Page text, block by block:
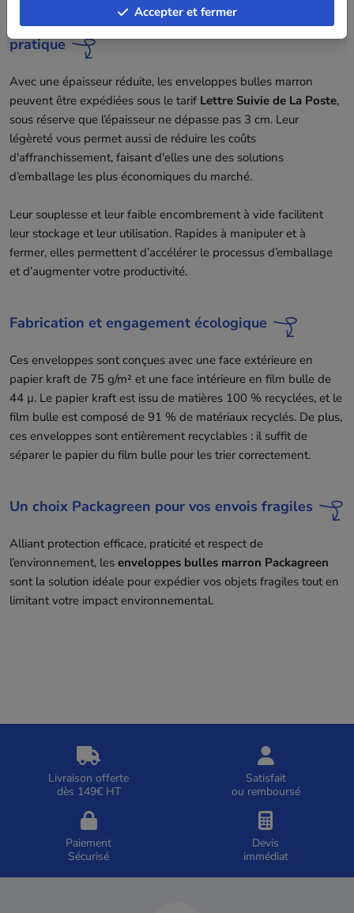
Des économies sur les frais de port et un usage
pratique
Avec une épaisseur réduite, les enveloppes bulles marron
peuvent être expédiées sous le tarif Lettre Suivie de La Poste,
sous réserve que l’épaisseur ne dépasse pas 3 cm. Leur
légèreté vous permet aussi de réduire les coûts
d'affranchissement, faisant d'elles une des solutions
d’emballage les plus économiques du marché.
Leur souplesse et leur faible encombrement à vide facilitent
leur stockage et leur utilisation. Rapides à manipuler et à
fermer, elles permettent d’accélérer le processus d’emballage
et d’augmenter votre productivité.
Fabrication et engagement écologique
Ces enveloppes sont conçues avec une face extérieure en
papier kraft de 75 g/m² et une face intérieure en film bulle de
44 µ. Le papier kraft est issu de matières 100 % recyclées, et le
film bulle est composé de 91 % de matériaux recyclés. De plus,
ces enveloppes sont entièrement recyclables : il suffit de
séparer le papier du film bulle pour les trier correctement.
Un choix Packagreen pour vos envois fragiles
Alliant protection efficace, praticité et respect de
l’environnement, les enveloppes bulles marron Packagreen
sont la solution idéale pour expédier vos objets fragiles tout en
limitant votre impact environnemental.
Livraison offerte
dès 149€ HT
Satisfait
ou remboursé
Paiement
Sécurisé
Devis
immédiat
Accepter et fermer